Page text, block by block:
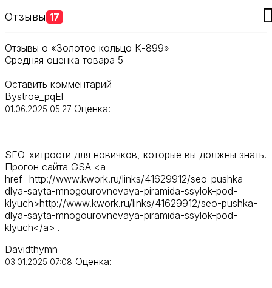
Отзывы 17
Отзывы о «Золотое кольцо К-899»
Средняя оценка товара 5
Оставить комментарий
Bystroe_pqEl
01.06.2025 05:27 Оценка:
SEO-хитрости для новичков, которые вы должны знать.
Прогон сайта GSA <a
href=http://www.kwork.ru/links/41629912/seo-pushka-
dlya-sayta-mnogourovnevaya-piramida-ssylok-pod-
klyuch>http://www.kwork.ru/links/41629912/seo-pushka-
dlya-sayta-mnogourovnevaya-piramida-ssylok-pod-
klyuch</a> .
Davidthymn
03.01.2025 07:08 Оценка: